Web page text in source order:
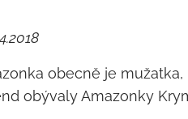
obecně je
obývaly Amazonky